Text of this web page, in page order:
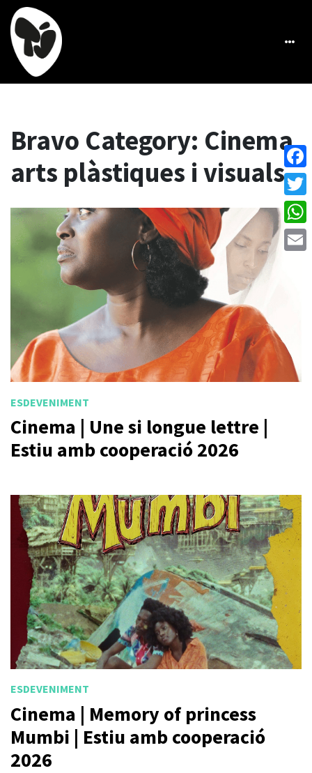
Bravo Category: Cinema,
arts plàstiques i visuals
ESDEVENIMENT
Cinema | Une si longue lettre |
Estiu amb cooperació 2026
ESDEVENIMENT
Cinema | Memory of princess
Mumbi | Estiu amb cooperació
2026